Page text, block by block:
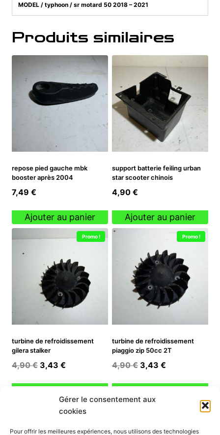
Gérer le consentement aux
cookies
Pour offrir les meilleures expériences, nous utilisons des technologies
MODEL / typhoon / sr motard 50 2018 – 2021
Produits similaires
repose pied gauche mbk
booster après 2004
7,49 €
Ajouter au panier
support batterie feiling urban
star scooter chinois
4,90 €
Ajouter au panier
Promo !
turbine de refroidissement
gilera stalker
4,90€ Le
initial
était :
4,90 €.
3,43 €
actuel
est :
3,43 €.
Promo !
turbine de refroidissement
piaggio zip 50cc 2T
4,90€ Le
initial
était :
3,43 €
actuel
INFORMATION